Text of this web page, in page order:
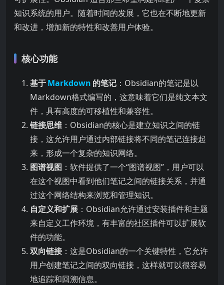
知识系统的用户。随着时间的发展，它也在不断地更新
和改进，增加新的特性和改善用户体验。
核心功能
基于Markdown 的笔记 ：Obsidian的笔记是以
Markdown格式编写的，这意味着它们是纯文本文
件，具有高度的可移植性和兼容性。
链接思维 ：Obsidian的核心是建立知识之间的链
接，这允许用户通过内部链接将不同的笔记连接起
来，形成一个复杂的知识网络。
图谱视图 ：软件提供了一个“图谱视图”，用户可以
在这个视图中看到他们笔记之间的链接关系，并通
过这个网络结构来浏览和管理知识。
自定义和扩展 ：Obsidian允许通过安装插件和主题
来自定义工作环境，有丰富的社区插件可以扩展软
件的功能。
双向链接：这是Obsidian的一个关键特性，它允许
用户创建笔记之间的双向链接，这样就可以很容易
地追踪和回溯信息。